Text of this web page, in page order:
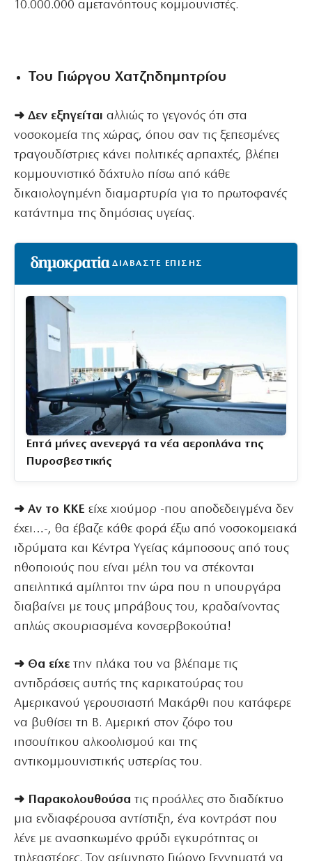
10.000.000 αμετανόητους κομμουνιστές.
Του Γιώργου Χατζηδημητρίου
➜ Δεν εξηγείται αλλιώς το γεγονός ότι στα
νοσοκομεία της χώρας, όπου σαν τις ξεπεσμένες
τραγουδίστριες κάνει πολιτικές αρπαχτές, βλέπει
κομμουνιστικό δάχτυλο πίσω από κάθε
δικαιολογημένη διαμαρτυρία για το πρωτοφανές
κατάντημα της δημόσιας υγείας.
ΔΙΑΒΑΣΤΕ ΕΠΙΣΗΣ
Επτά μήνες ανενεργά τα νέα αεροπλάνα της
Πυροσβεστικής
➜ Αν το ΚΚΕ είχε χιούμορ -που αποδεδειγμένα δεν
έχει…-, θα έβαζε κάθε φορά έξω από νοσοκομειακά
ιδρύματα και Κέντρα Υγείας κάμποσους από τους
ηθοποιούς που είναι μέλη του να στέκονται
απειλητικά αμίλητοι την ώρα που η υπουργάρα
διαβαίνει με τους μπράβους του, κραδαίνοντας
απλώς σκουριασμένα κονσερβοκούτια!
➜ Θα είχε την πλάκα του να βλέπαμε τις
αντιδράσεις αυτής της καρικατούρας του
Αμερικανού γερουσιαστή Μακάρθι που κατάφερε
να βυθίσει τη Β. Αμερική στον ζόφο του
ιησουίτικου αλκοολισμού και της
αντικομμουνιστικής υστερίας του.
➜ Παρακολουθούσα τις προάλλες στο διαδίκτυο
μια ενδιαφέρουσα αντίστιξη, ένα κοντράστ που
λένε με ανασηκωμένο φρύδι εγκυρότητας οι